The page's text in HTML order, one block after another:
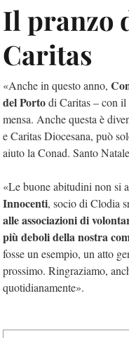
Il pranzo
Caritas
«Anche in questo anno,
del Portodi Caritas – con
mensa. Anche questa è
e Caritas Diocesana, può
aiuto la Conad. Santo
«Le buone abitudini non si
Innocenti, socio di Clodia
alle associazioni di
più deboli della nostra
fosse un esempio, un atto
prossimo. Ringraziamo,
quotidianamente».